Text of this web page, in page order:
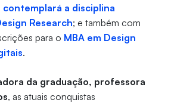
a disciplina
Research; e também com
para o MBA em Design
.
da graduação, professora
, as atuais conquistas